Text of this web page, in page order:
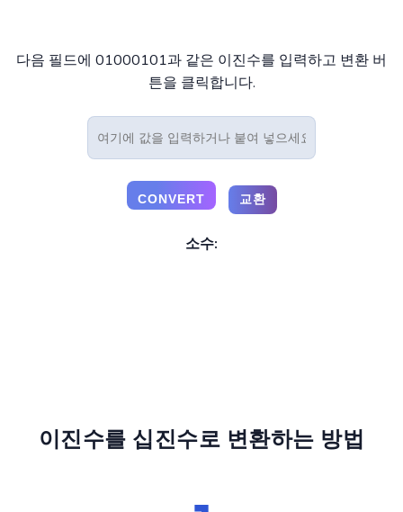
다음 필드에 01000101과 같은 이진수를 입력하고 변환 버
튼을 클릭합니다.
소수:
이진수를 십진수로 변환하는 방법